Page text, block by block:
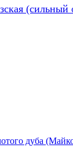
(сильный